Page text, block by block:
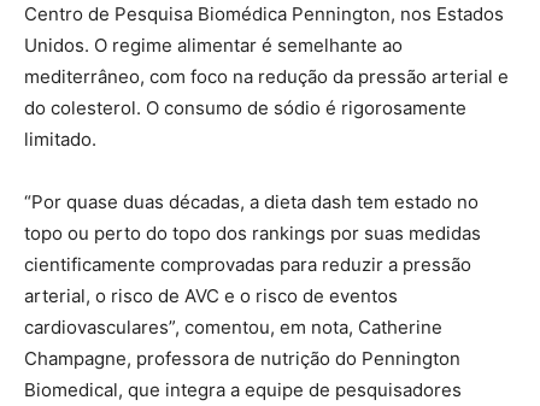
Centro de Pesquisa Biomédica Pennington, nos Estados
Unidos. O regime alimentar é semelhante ao
mediterrâneo, com foco na redução da pressão arterial e
do colesterol. O consumo de sódio é rigorosamente
limitado.
“Por quase duas décadas, a dieta dash tem estado no
topo ou perto do topo dos rankings por suas medidas
cientificamente comprovadas para reduzir a pressão
arterial, o risco de AVC e o risco de eventos
cardiovasculares”, comentou, em nota, Catherine
Champagne, professora de nutrição do Pennington
Biomedical, que integra a equipe de pesquisadores